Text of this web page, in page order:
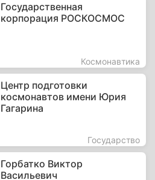
Государственная
корпорация РОСКОСМОС
Космонавтика
Центр подготовки
космонавтов имени Юрия
Гагарина
Государство
Горбатко Виктор
Васильевич